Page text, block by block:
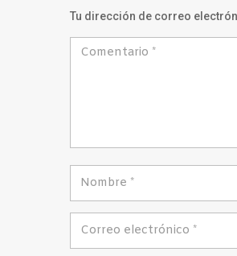
Tu dirección de correo